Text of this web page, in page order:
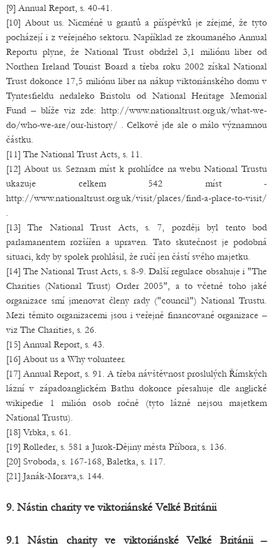
[9] Annual Report, s. 40-41.
[10] About us. Nicméně u grantů a příspěvků je zřejmé, že tyto
pocházejí i z veřejného sektoru. Například ze zkoumaného Annual
Reportu plyne, že National Trust obdržel 3,1 miliónu liber od
Northen Ireland Tourist Board a třeba roku 2002 získal National
Trust dokonce 17,5 miliónu liber na nákup viktoriánského domu v
Tyntesfieldu nedaleko Bristolu od National Heritage Memorial
Fund – blíže viz zde: http://www.nationaltrust.org.uk/what-we-
do/who-we-are/our-history/ . Celkově jde ale o málo významnou
částku.
[11] The National Trust Acts, s. 11.
[12] About us. Seznam míst k prohlídce na webu National Trustu
ukazuje celkem 542 míst -
http://www.nationaltrust.org.uk/visit/places/find-a-place-to-visit/
.
[13] The National Trust Acts, s. 7, později byl tento bod
parlamanentem rozšířen a upraven. Tato skutečnost je podobná
situaci, kdy by spolek prohlásil, že ručí jen částí svého majetku.
[14] The National Trust Acts, s. 8-9. Další regulace obsahuje i "The
Charities (National Trust) Order 2005", a to včetně toho jaké
organizace smí jmenovat členy rady ("council") National Trustu.
Mezi těmito organizacemi jsou i veřejně financované organizace –
viz The Charities, s. 26.
[15] Annual Report, s. 43.
[16] About us a Why volunteer.
[17] Annual Report, s. 91. A třeba návštěvnost proslulých Římských
lázní v západoanglickém Bathu dokonce přesahuje dle anglické
wikipedie 1 milión osob ročně (tyto lázně nejsou majetkem
National Trustu).
[18] Vrbka, s. 61.
[19] Rolleder, s. 581 a Jurok-Dějiny města Příbora, s. 136.
[20] Svoboda, s. 167-168, Baletka, s. 117.
[21] Janák-Morava,s. 144.
9. Nástin charity ve viktoriánské Velké Británii
9.1 Nástin charity ve viktoriánské Velké Británii –